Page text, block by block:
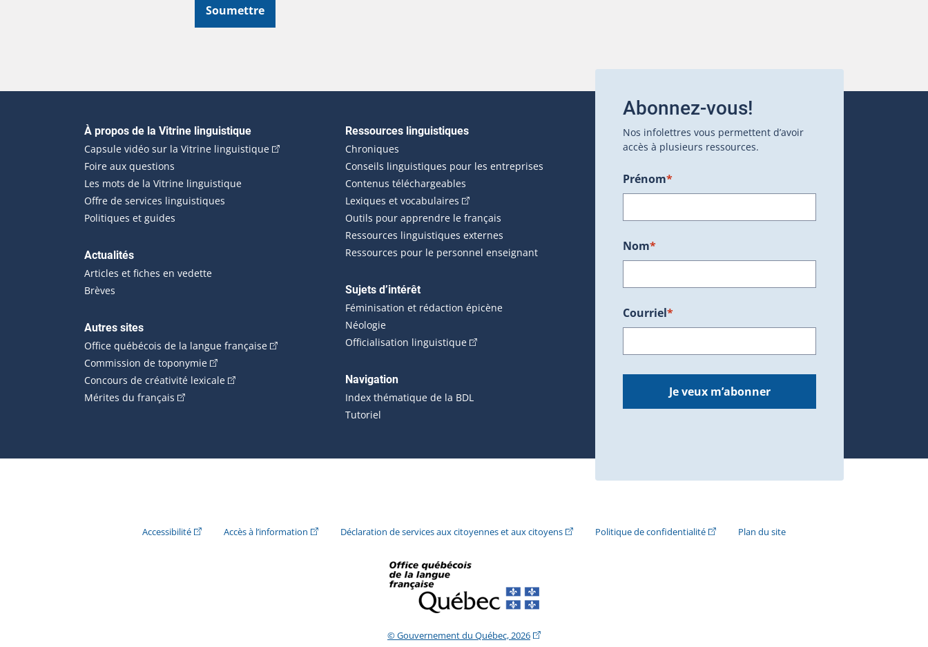
Soumettre
Navigation principale
À propos de la Vitrine linguistique
Capsule vidéo sur la Vitrine linguistique(Cet hyperlien externe s'ouvrira dans une nouvelle fenêtre.)
Foire aux questions
Les mots de la Vitrine linguistique
Offre de services linguistiques
Politiques et guides
Actualités
Articles et fiches en vedette
Brèves
Autres sites
Office québécois de la langue française(Cet hyperlien externe s'ouvrira dans une nouvelle fenêtre.)
Commission de toponymie(Cet hyperlien externe s'ouvrira dans une nouvelle fenêtre.)
Concours de créativité lexicale(Cet hyperlien externe s'ouvrira dans une nouvelle fenêtre.)
Mérites du français (Cet hyperlien externe s'ouvrira dans une nouvelle fenêtre.)
Ressources linguistiques
Chroniques
Conseils linguistiques pour les entreprises
Contenus téléchargeables
Lexiques et vocabulaires (Cet hyperlien externe s'ouvrira dans une nouvelle fenêtre.)
Outils pour apprendre le français
Ressources linguistiques externes
Ressources pour le personnel enseignant
Sujets d’intérêt
Féminisation et rédaction épicène
Néologie
Officialisation linguistique(Cet hyperlien externe s'ouvrira dans une nouvelle fenêtre.)
Navigation
Index thématique de la BDL
Tutoriel
Abonnez-vous!
Nos infolettres vous permettent d’avoir
accès à plusieurs ressources.
Prénom*
Nom*
Courriel*
Je veux m’abonner
Accessibilité(Cet hyperlien externe s'ouvrira dans une nouvelle fenêtre.)
Accès à l’information (Cet hyperlien externe s'ouvrira dans une nouvelle fenêtre.)
Déclaration de services aux citoyennes et aux citoyens(Cet hyperlien externe s'ouvrira dans une nouvelle fenêtre.)
Politique de confidentialité(Cet hyperlien externe s'ouvrira dans une nouvelle
Plan du site
© Gouvernement du Québec, 2026(Cet hyperlien externe s'ouvrira dans une nouvelle fenêtre.)